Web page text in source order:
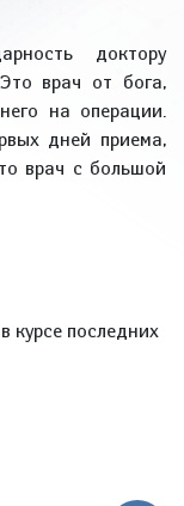
доктору
Это врач от бога,
на операции.
дней приема,
врач с большой
курсе последних